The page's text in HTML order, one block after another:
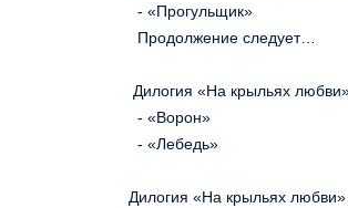
   - «Прогульщик»
   Продолжение следует…
Дилогия «На крыльях
   - «Ворон»
   - «Лебедь»
Дилогия «На крыльях